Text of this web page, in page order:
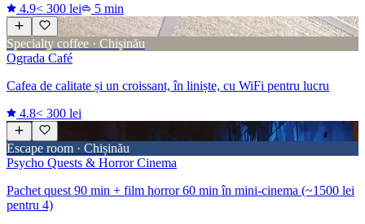
4.9< 300 lei 5 min
Specialty coffee · Chișinău
Ograda Café
Cafea de calitate și un croissant, în liniște, cu WiFi pentru lucru
4.8< 300 lei
Escape room · Chișinău
Psycho Quests & Horror Cinema
Pachet quest 90 min + film horror 60 min în mini-cinema (~1500 lei
pentru 4)